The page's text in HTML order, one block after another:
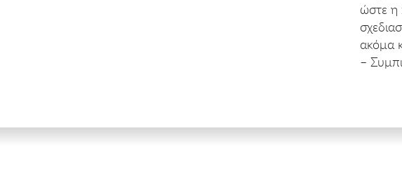
ώστε η
ακόμα
–